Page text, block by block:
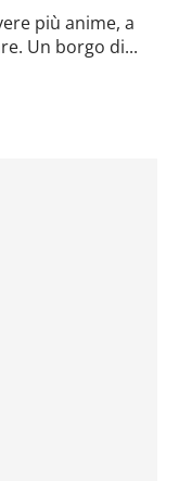
più anime, a
Un borgo di...